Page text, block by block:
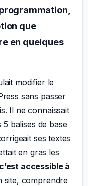
que
en quelques
modifier le
sans passer
Il ne connaissait
balises de base
ses textes
en gras les
accessible à
site, comprendre